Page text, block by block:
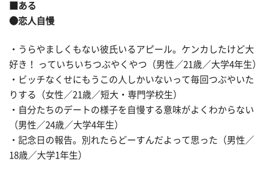
■ある
●恋人自慢
・うらやましくもない彼氏いるアピール。ケンカしたけど大
好き！ っていちいちつぶやくやつ（男性／21歳／大学4年生）
・ビッチなくせにもうこの人しかいないって毎回つぶやいた
りする（女性／21歳／短大・専門学校生）
・自分たちのデートの様子を自慢する意味がよくわからない
（男性／24歳／大学4年生）
・記念日の報告。別れたらどーすんだよって思った（男性／
18歳／大学1年生）